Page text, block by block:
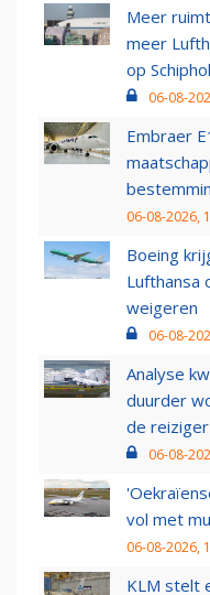
Meer
meer
op Schiphol
06-08-
Embraer
06-08-2026,
Boeing
Lufthansa
weigeren
06-08-
Analyse
duurder
de reiziger
06-08-
vol met
06-08-2026,
KLM stelt